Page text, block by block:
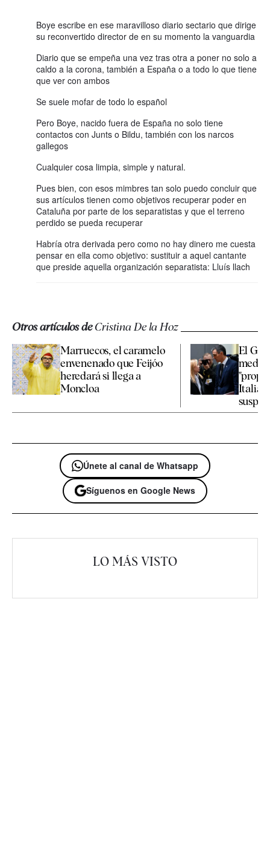
Boye escribe en ese maravilloso diario sectario que dirige
su reconvertido director de en su momento la vanguardia
Diario que se empeña una vez tras otra a poner no solo a
caldo a la corona, también a España o a todo lo que tiene
que ver con ambos
Se suele mofar de todo lo español
Pero Boye, nacido fuera de España no solo tiene
contactos con Junts o Bildu, también con los narcos
gallegos
Cualquier cosa limpia, simple y natural.
Pues bien, con esos mimbres tan solo puedo concluir que
sus artículos tienen como objetivos recuperar poder en
Cataluña por parte de los separatistas y que el terreno
perdido se pueda recuperar
Habría otra derivada pero como no hay dinero me cuesta
pensar en ella como objetivo: sustituir a aquel cantante
que preside aquella organización separatista: Lluís llach
Otros artículos deCristina De la Hoz
Marruecos, el caramelo
envenenado que Feijóo
heredará si llega a
Moncloa
El
Italia
Únete al canal de Whatsapp
Síguenos en Google News
LO MÁS VISTO